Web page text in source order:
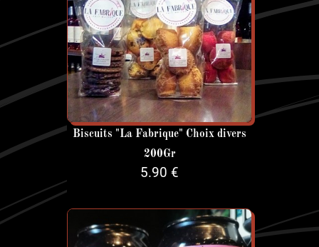
Biscuits "La Fabrique" Choix divers
200Gr
5.90 €